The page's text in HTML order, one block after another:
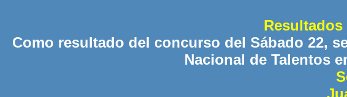
Como resultado del concurso del Sábado 22,
Nacional de Talentos